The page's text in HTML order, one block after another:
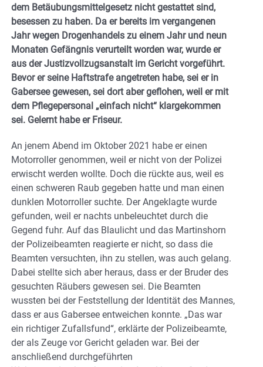
dem Betäubungsmittelgesetz nicht gestattet sind,
besessen zu haben. Da er bereits im vergangenen
Jahr wegen Drogenhandels zu einem Jahr und neun
Monaten Gefängnis verurteilt worden war, wurde er
aus der Justizvollzugsanstalt im Gericht vorgeführt.
Bevor er seine Haftstrafe angetreten habe, sei er in
Gabersee gewesen, sei dort aber geflohen, weil er mit
dem Pflegepersonal „einfach nicht“ klargekommen
sei. Gelernt habe er Friseur.
An jenem Abend im Oktober 2021 habe er einen
Motorroller genommen, weil er nicht von der Polizei
erwischt werden wollte. Doch die rückte aus, weil es
einen schweren Raub gegeben hatte und man einen
dunklen Motorroller suchte. Der Angeklagte wurde
gefunden, weil er nachts unbeleuchtet durch die
Gegend fuhr. Auf das Blaulicht und das Martinshorn
der Polizeibeamten reagierte er nicht, so dass die
Beamten versuchten, ihn zu stellen, was auch gelang.
Dabei stellte sich aber heraus, dass er der Bruder des
gesuchten Räubers gewesen sei. Die Beamten
wussten bei der Feststellung der Identität des Mannes,
dass er aus Gabersee entweichen konnte. „Das war
ein richtiger Zufallsfund“, erklärte der Polizeibeamte,
der als Zeuge vor Gericht geladen war. Bei der
anschließend durchgeführten